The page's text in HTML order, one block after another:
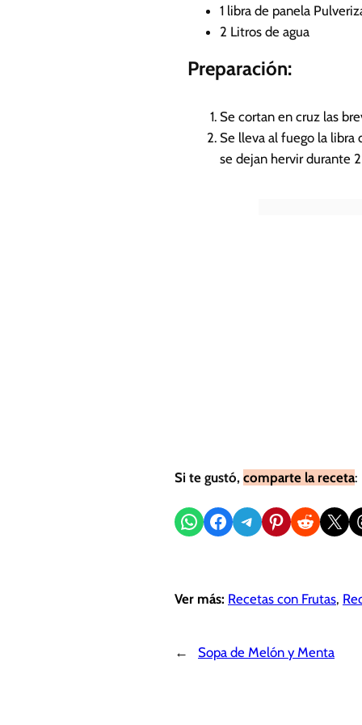
1 libra de panela
2 Litros de agua
Preparación:
Se cortan en cruz las
Se lleva al fuego la libra
se dejan hervir durante
Si te gustó, comparte la receta:
Compartir en WhatsApp
Compartir en Facebook
Compartir en Telegram
Compartir en Pinterest
Compartir en Reddit
Compartir en X
Ver más: Recetas con Frutas,
← Sopa de Melón y Menta